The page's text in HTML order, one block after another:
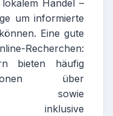
Handel –
um informierte
Eine gute
Recherchen:
bieten häufig
über
sowie
inklusive